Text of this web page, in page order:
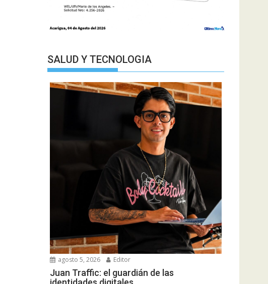
SALUD Y TECNOLOGIA
agosto 5, 2026 Editor
Juan Traffic: el guardián de las